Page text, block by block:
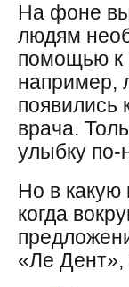
На фоне
людям
помощью к
например,
появились
врача.
улыбку по-
Но в какую
когда
«Ле Дент»,